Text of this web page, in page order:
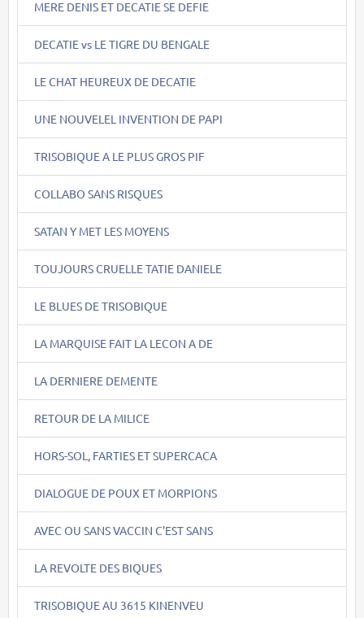
MERE DENIS ET DECATIE SE DEFIE
DECATIE vs LE TIGRE DU BENGALE
LE CHAT HEUREUX DE DECATIE
UNE NOUVELEL INVENTION DE PAPI
TRISOBIQUE A LE PLUS GROS PIF
COLLABO SANS RISQUES
SATAN Y MET LES MOYENS
TOUJOURS CRUELLE TATIE DANIELE
LE BLUES DE TRISOBIQUE
LA MARQUISE FAIT LA LECON A DE
LA DERNIERE DEMENTE
RETOUR DE LA MILICE
HORS-SOL, FARTIES ET SUPERCACA
DIALOGUE DE POUX ET MORPIONS
AVEC OU SANS VACCIN C'EST SANS
LA REVOLTE DES BIQUES
TRISOBIQUE AU 3615 KINENVEU